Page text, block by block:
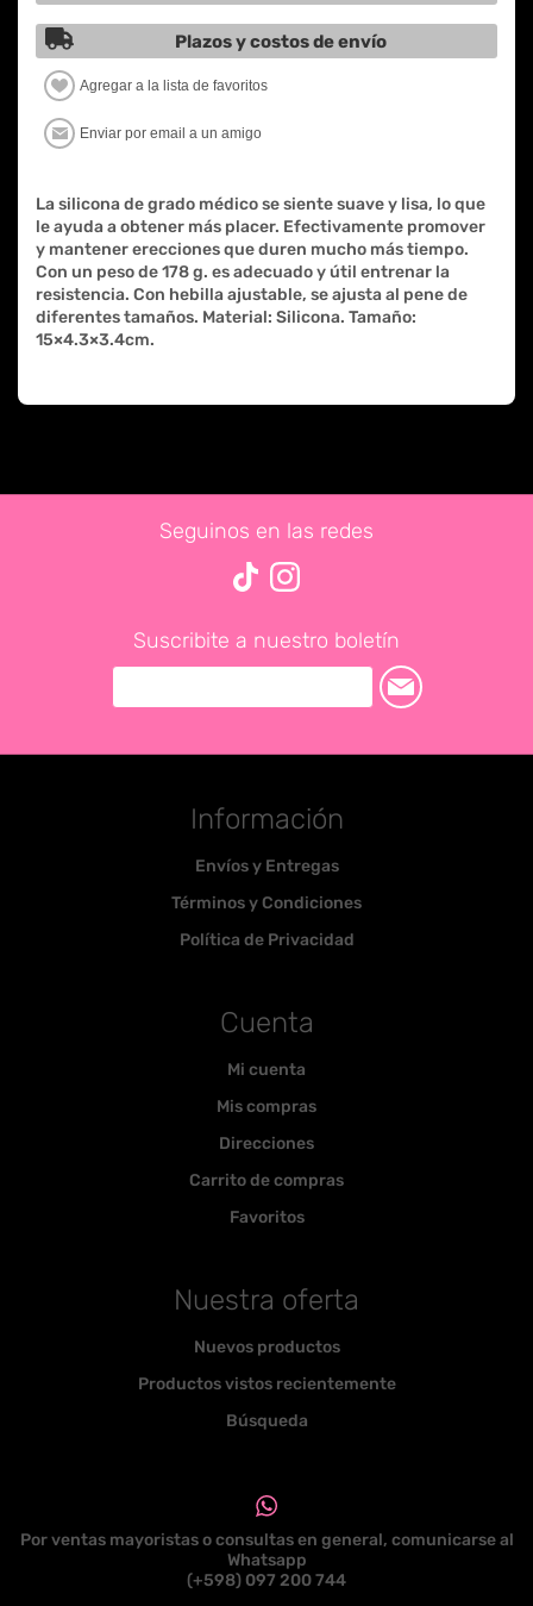
Plazos y costos de envío
La silicona de grado médico se siente suave y lisa, lo que
le ayuda a obtener más placer. Efectivamente promover
y mantener erecciones que duren mucho más tiempo.
Con un peso de 178 g. es adecuado y útil entrenar la
resistencia. Con hebilla ajustable, se ajusta al pene de
diferentes tamaños. Material: Silicona. Tamaño:
15×4.3×3.4cm.
Seguinos en las redes
Suscribite a nuestro boletín
Información
Envíos y Entregas
Términos y Condiciones
Política de Privacidad
Cuenta
Mi cuenta
Mis compras
Direcciones
Carrito de compras
Favoritos
Nuestra oferta
Nuevos productos
Productos vistos recientemente
Búsqueda
Por ventas mayoristas o consultas en general, comunicarse al
Whatsapp
(+598) 097 200 744